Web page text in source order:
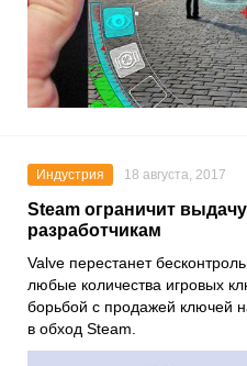
Индустрия 18 августа, 2017
Steam ограничит
разработчикам
Valve перестанет
любые количества игровых
борьбой с продажей ключей
в обход Steam.